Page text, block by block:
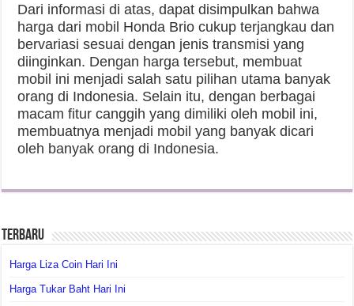
Dari informasi di atas, dapat disimpulkan bahwa
harga dari mobil Honda Brio cukup terjangkau dan
bervariasi sesuai dengan jenis transmisi yang
diinginkan. Dengan harga tersebut, membuat
mobil ini menjadi salah satu pilihan utama banyak
orang di Indonesia. Selain itu, dengan berbagai
macam fitur canggih yang dimiliki oleh mobil ini,
membuatnya menjadi mobil yang banyak dicari
oleh banyak orang di Indonesia.
Terbaru
Harga Liza Coin Hari Ini
Harga Tukar Baht Hari Ini